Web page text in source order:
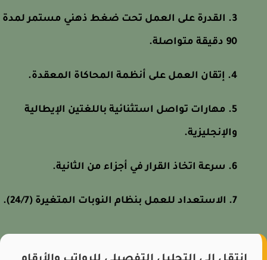
القدرة على العمل تحت ضغط ذهني مستمر لمدة
90 دقيقة متواصلة.
إتقان العمل على أنظمة المحاكاة المعقدة.
مهارات تواصل استثنائية باللغتين الإيطالية
والإنجليزية.
سرعة اتخاذ القرار في أجزاء من الثانية.
الاستعداد للعمل بنظام النوبات المتغيرة (24/7).